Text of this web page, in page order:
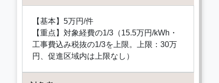
【基本】5万円/件
【重点】対象経費の1/3（15.5万円/kWh・
工事費込み税抜の1/3を上限。上限：30万
円、促進区域内は上限なし）